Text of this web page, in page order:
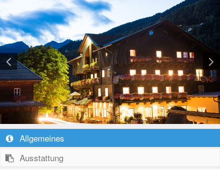
Allgemeines
Ausstattung